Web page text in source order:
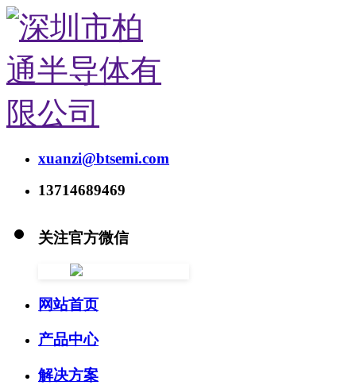
xuanzi@btsemi.com
13714689469
关注官方微信
网站首页
产品中心
解决方案